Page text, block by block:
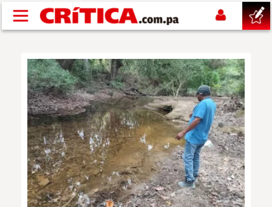
Pasar al contenido principal
SUCESOS
NACIONAL
POLÍTICA
SHOW